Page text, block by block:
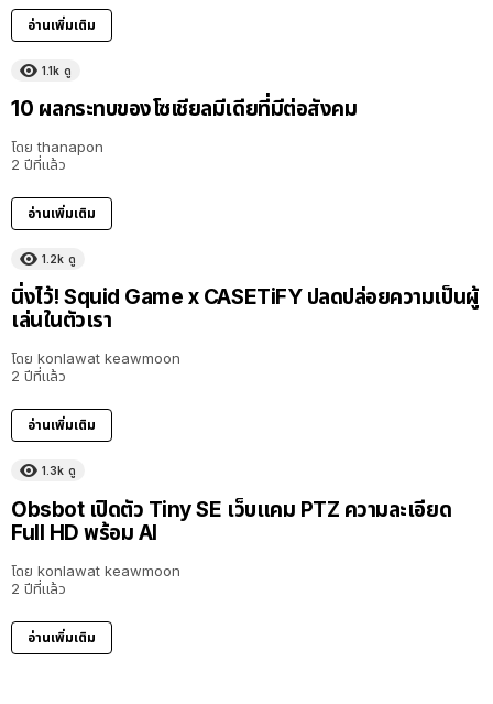
อ่านเพิ่มเติม
1.1k ดู
10 ผลกระทบของโซเชียลมีเดียที่มีต่อสังคม
โดย thanapon
2 ปีที่แล้ว
อ่านเพิ่มเติม
1.2k ดู
นิ่งไว้! Squid Game x CASETiFY ปลดปล่อยความเป็นผู้
เล่นในตัวเรา
โดย konlawat keawmoon
2 ปีที่แล้ว
อ่านเพิ่มเติม
1.3k ดู
Obsbot เปิดตัว Tiny SE เว็บแคม PTZ ความละเอียด
Full HD พร้อม AI
โดย konlawat keawmoon
2 ปีที่แล้ว
อ่านเพิ่มเติม